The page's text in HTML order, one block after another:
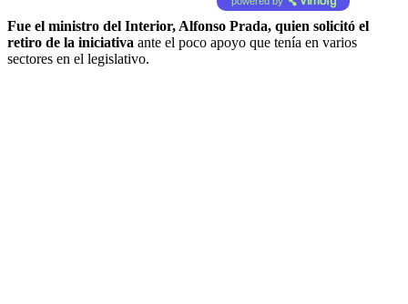
Fue el ministro del Interior, Alfonso Prada, quien solicitó el
retiro de la iniciativa ante el poco apoyo que tenía en varios
sectores en el legislativo.